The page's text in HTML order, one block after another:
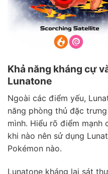
Khả năng kháng cự
Lunatone
Ngoài các điểm yếu,
năng phòng thủ đặc
mình. Hiểu rõ điểm
khi nào nên sử dụng
Pokémon nào.
Lunatone kháng lại sát